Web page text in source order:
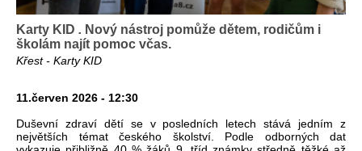
Karty KID . Nový nástroj pomůže dětem, rodičům i
školám najít pomoc včas.
Křest - Karty KID
11.červen 2026 - 12:30
Duševní zdraví dětí se v posledních letech stává jedním z
největších témat českého školství. Podle odborných dat